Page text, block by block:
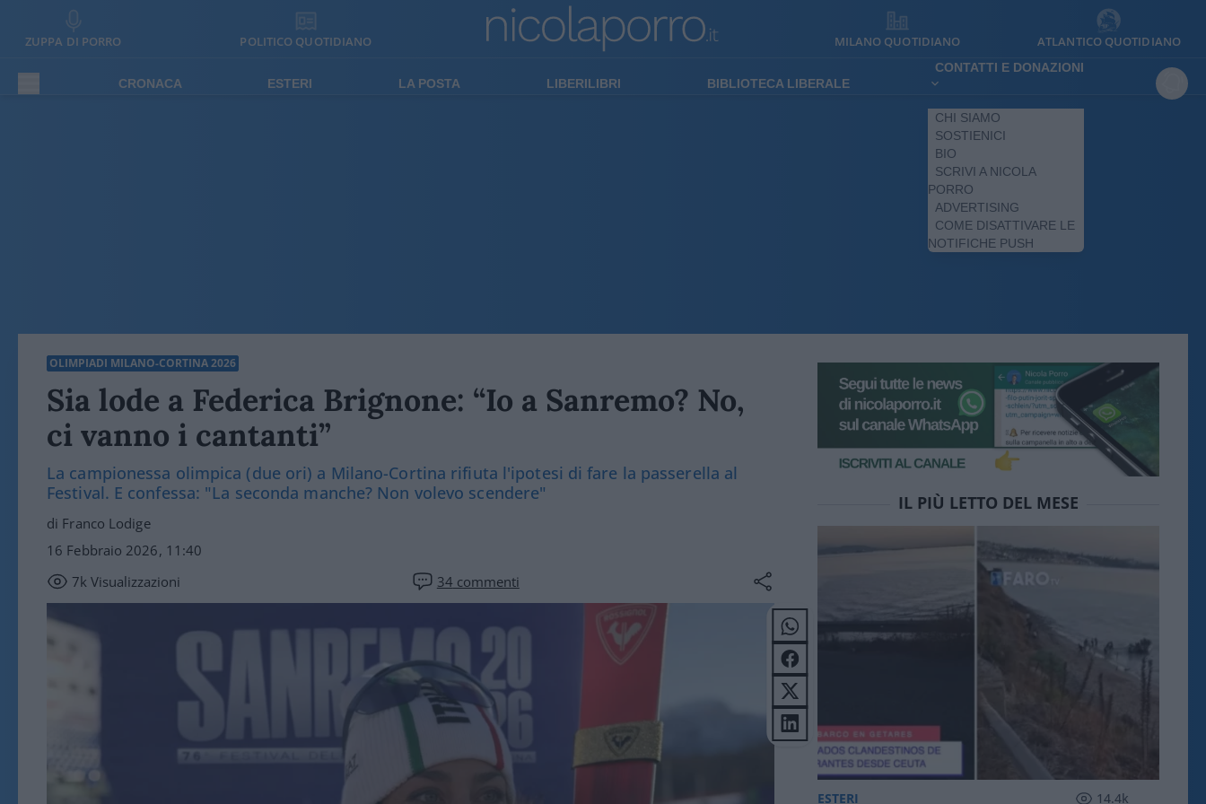
ZUPPA DI PORRO POLITICO QUOTIDIANO MILANO QUOTIDIANO ATLANTICO QUOTIDIANO
CRONACA ESTERI LA POSTA LIBERILIBRI BIBLIOTECA LIBERALE
CONTATTI E DONAZIONI
CHI SIAMO
SOSTIENICI
BIO
SCRIVI A NICOLA
PORRO
ADVERTISING
COME DISATTIVARE LE
NOTIFICHE PUSH
OLIMPIADI MILANO-CORTINA 2026
Sia lode a Federica Brignone: “Io a Sanremo? No,
ci vanno i cantanti”
La campionessa olimpica (due ori) a Milano-Cortina rifiuta l'ipotesi di fare la passerella al
Festival. E confessa: "La seconda manche? Non volevo scendere"
di Franco Lodige
16 Febbraio 2026, 11:40
7k Visualizzazioni 34 commenti
IL PIÙ LETTO DEL MESE
ESTERI 14.4k